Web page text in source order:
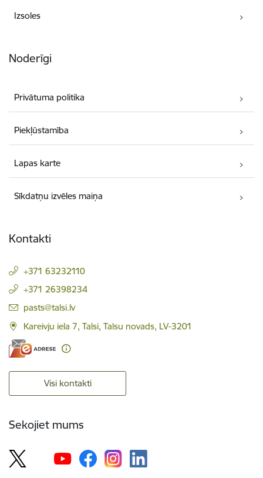
Izsoles
Noderīgi
Privātuma politika
Piekļūstamība
Lapas karte
Sīkdatņu izvēles maiņa
Kontakti
+371 63232110
+371 26398234
E-pasts:
pasts@talsi.lv
Kareivju iela 7, Talsi, Talsu novads, LV-3201
Visi kontakti
Sekojiet mums